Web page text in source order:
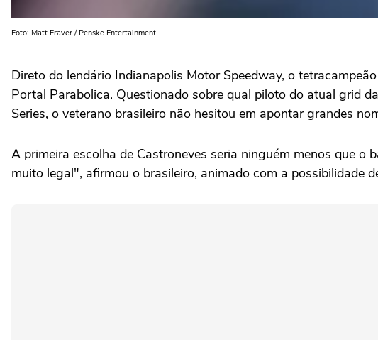
Foto: Matt Fraver / Penske Entertainment
Direto do lendário Indianapolis Motor Speedway, o
Portal Parabolica. Questionado sobre qual piloto do atual grid
Series, o veterano brasileiro não hesitou em apontar grandes
A primeira escolha de Castroneves seria ninguém menos que o
muito legal", afirmou o brasileiro, animado com a possibilidade